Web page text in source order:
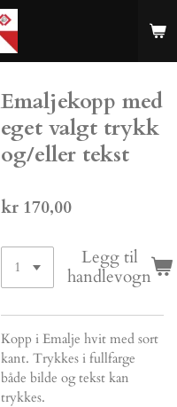
Emaljekopp med
eget valgt trykk
og/eller tekst
kr 170,00
Legg til
handlevogn
Kopp i Emalje hvit med sort
kant. Trykkes i fullfarge
både bilde og tekst kan
trykkes.